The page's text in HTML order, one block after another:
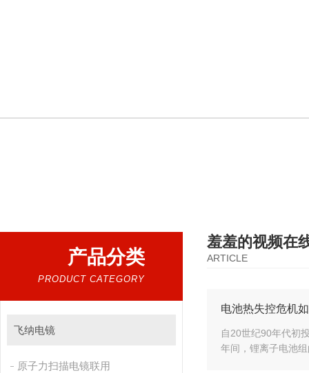
产品分类
PRODUCT CATEGORY
飞纳电镜
原子力扫描电镜联用
羞羞的视频在
ARTICLE
电池热失控危机如
自20世纪90年代初投
年间，锂离子电池